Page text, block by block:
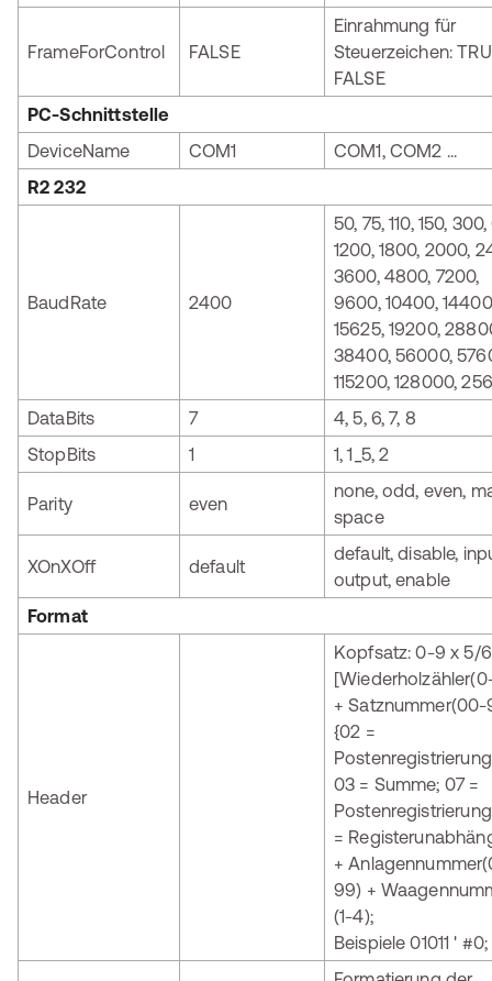
FrameForControl FALSE
Einrahmung für
Steuerzeichen:
FALSE
PC-Schnittstelle
DeviceName
COM1
COM1, COM2 ...
R2 232
BaudRate 2400
50, 75, 110, 150,
1200, 1800, 2000,
3600, 4800, 7200,
9600, 10400,
15625, 19200,
38400, 56000,
115200, 128000,
DataBits
7
4, 5, 6, 7, 8
StopBits
1 1, 1_5, 2
Parity even
none, odd, even,
space
XOnXOff default
default, disable,
output, enable
Format
Header
Kopfsatz: 0-9 x 5/6
+ Satznummer(00-
{02 =
03 = Summe; 07 =
=
+
99) +
(1-4);
Beispiele 01011 ' #0;